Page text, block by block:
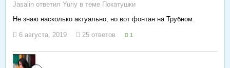
Jasalin ответил Yuriy в теме Покатушки
Не знаю насколько актуально, но вот фонтан на Трубном.
6 августа, 2019 25 ответов 1